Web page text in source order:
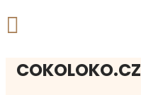
COKOLOKO.CZ